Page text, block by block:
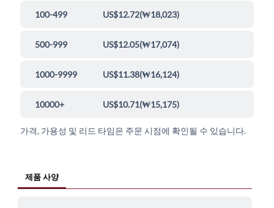
100-499 US$12.72(₩18,023)
500-999 US$12.05(₩17,074)
1000-9999 US$11.38(₩16,124)
10000+ US$10.71(₩15,175)
가격, 가용성 및 리드 타임은 주문 시점에 확인될 수 있습니다.
제품 사양